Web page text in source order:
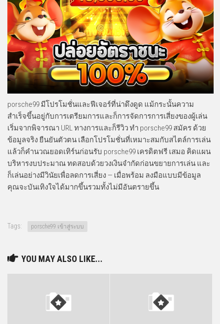
porsche99 มีโปรโมชั่นและฟีเจอร์ที่น่าดึงดูด แม้กระนั้นความ
สำเร็จขึ้นอยู่กับการเตรียมการและก็การจัดการการเสี่ยงของผู้เล่น
เริ่มจากพิจารณา URL ทางการและก็รีวิว ทำ porsche99 สมัคร ด้วย
ข้อมูลจริง ยืนยันตัวตน เลือกโปรโมชั่นที่เหมาะสมกับสไตล์การเล่น
แล้วก็คำนวณยอดเทิร์นก่อนรับ porsche99 เครดิตฟรี เสมอ คิดแผน
บริหารงบประมาณ ทดสอบด้วยวงเงินจำกัดก่อนขยายการเล่น และ
ก็เล่นอย่างมีวินัยเพื่อลดการเสี่ยง — เมื่อพร้อม ลงมือแบบมีข้อมูล
คุณจะบันเทิงใจได้มากขึ้นรวมทั้งไม่มีอันตรายขึ้น
Tags: porsche99 เข้าสู่ระบบ
YOU MAY ALSO LIKE...